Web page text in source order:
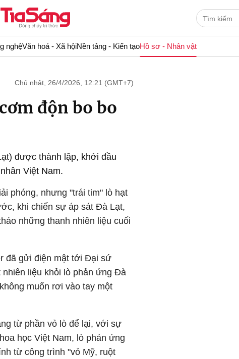
nghệVăn hoá - Xã hộiNền tảng - Kiến tạoHồ sơ - Nhân vật
Chủ nhật, 26/4/2026, 12:21 (GMT+7)
độn bo bo
được thành lập, khởi đầu
Việt Nam.
phóng, nhưng "trái tim" lò hạt
khi chiến sự áp sát Đà Lạt,
những thanh nhiên liệu cuối
đã gửi điện mật tới Đại sứ
liệu khỏi lò phản ứng Đà
muốn rơi vào tay một
từ phần vỏ lò để lại, với sự
học Việt Nam, lò phản ứng
từ công trình "vỏ Mỹ, ruột